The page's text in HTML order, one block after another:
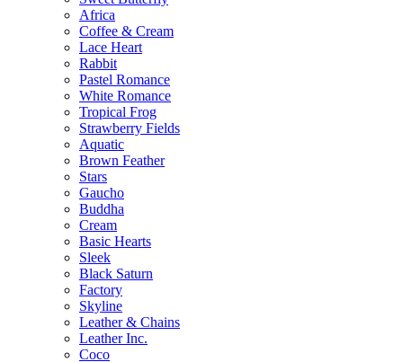
Africa
Coffee & Cream
Lace Heart
Rabbit
Pastel Romance
White Romance
Tropical Frog
Strawberry Fields
Aquatic
Brown Feather
Stars
Gaucho
Buddha
Cream
Basic Hearts
Sleek
Black Saturn
Factory
Skyline
Leather & Chains
Leather Inc.
Coco